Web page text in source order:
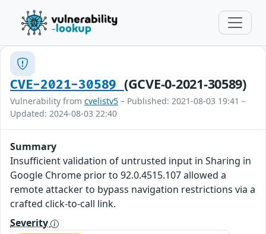
CVE-2021-30589 (GCVE-0-2021-30589)
Vulnerability from cvelistv5 – Published: 2021-08-03 19:41 –
Updated: 2024-08-03 22:40
Summary
Insufficient validation of untrusted input in Sharing in
Google Chrome prior to 92.0.4515.107 allowed a
remote attacker to bypass navigation restrictions via a
crafted click-to-call link.
Severity